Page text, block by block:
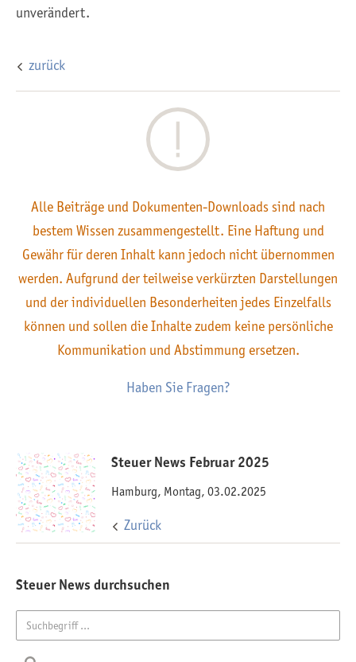
unverändert.
zurück
Alle Beiträge und Dokumenten-Downloads sind nach
bestem Wissen zusammengestellt. Eine Haftung und
Gewähr für deren Inhalt kann jedoch nicht übernommen
werden. Aufgrund der teilweise verkürzten Darstellungen
und der individuellen Besonderheiten jedes Einzelfalls
können und sollen die Inhalte zudem keine persönliche
Kommunikation und Abstimmung ersetzen.
Haben Sie Fragen?
Steuer News Februar 2025
Hamburg, Montag, 03.02.2025
Zurück
Steuer News durchsuchen